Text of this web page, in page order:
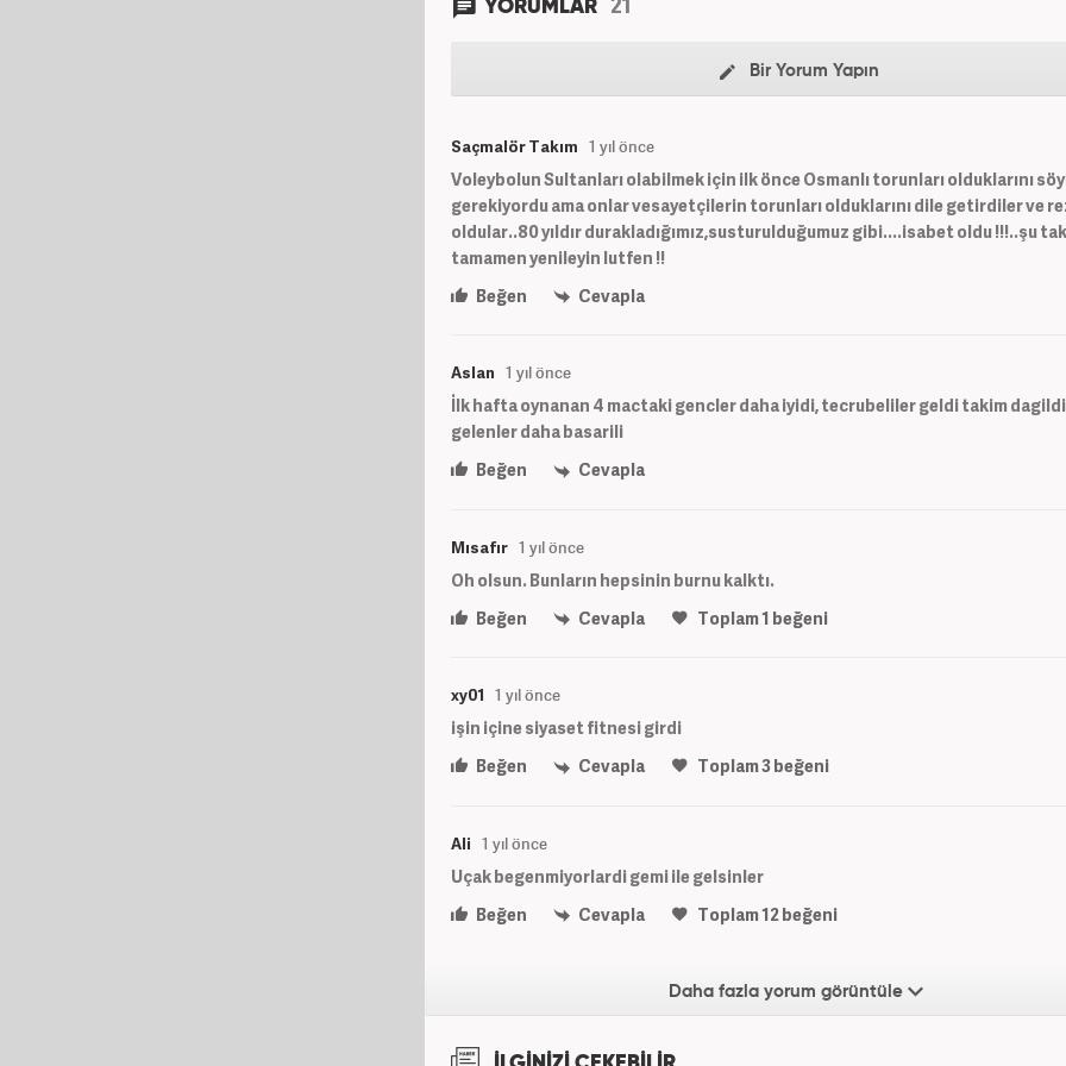
YORUMLAR
Bir Yorum Yapın
Saçmalör Takım 1 yıl önce
Voleybolun Sultanları olabilmek için ilk önce Osmanlı torunları olduklarını
gerekiyordu ama onlar vesayetçilerin torunları olduklarını dile getirdiler ve
oldular..80 yıldır durakladığımız,susturulduğumuz gibi....isabet oldu !!!..şu
tamamen yenileyin lutfen !!
Beğen
Cevapla
Aslan 1 yıl önce
İlk hafta oynanan 4 mactaki gencler daha iyidi, tecrubeliler geldi takim
gelenler daha basarili
Beğen
Cevapla
Mısafır 1 yıl önce
Oh olsun. Bunların hepsinin burnu kalktı.
Beğen
Cevapla Toplam1 beğeni
xy01 1 yıl önce
işin içine siyaset fitnesi girdi
Beğen
Cevapla Toplam3beğeni
Ali 1 yıl önce
Uçak begenmiyorlardi gemi ile gelsinler
Beğen
Cevapla Toplam12 beğeni
Daha fazla yorum görüntüle